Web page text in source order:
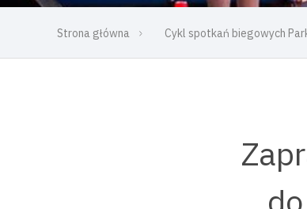
Strona główna Cykl spotkań biegowych